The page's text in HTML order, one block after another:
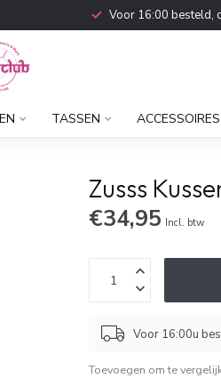
Voor 16:00 besteld,
TASSEN ACCESSOIRES
Zusss
€34,95 Incl. btw
Voor 16:00u
Toevoegen om te